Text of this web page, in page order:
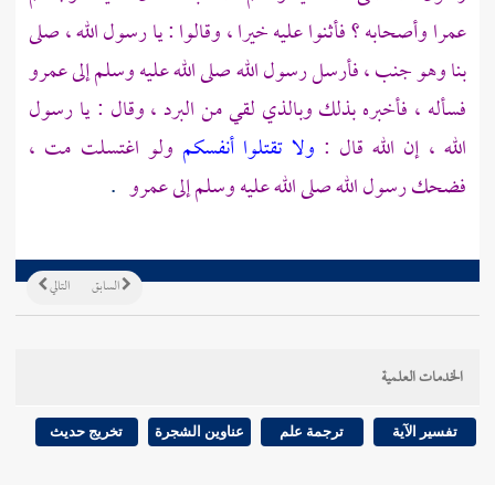
عمراوأصحابه ؟ فأثنوا عليه خيرا ، وقالوا : يا رسول الله ، صلى
بنا وهو جنب ، فأرسل رسول الله صلى الله عليه وسلم إلىعمرو
فسأله ، فأخبره بذلك وبالذي لقي من البرد ، وقال : يا رسول
الله ، إن الله قال : ولا تقتلوا أنفسكم ولو اغتسلت مت ،
فضحك رسول الله صلى الله عليه وسلم إلىعمرو .
التالي السابق
الخدمات العلمية
تفسير الآية ترجمة علم عناوين الشجرة تخريج حديث